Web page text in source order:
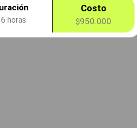
horas
Costo
$950.000